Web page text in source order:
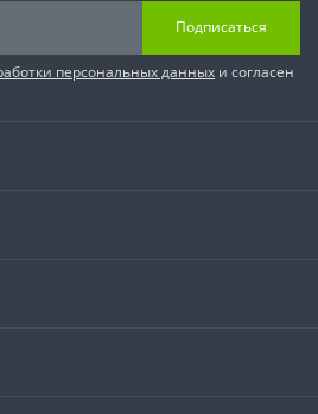
Подписаться
персональных данных и согласен